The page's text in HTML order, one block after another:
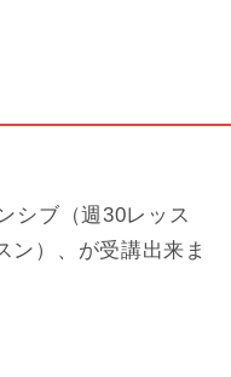
シブ（週30レッス
ン）、が受講出来ま